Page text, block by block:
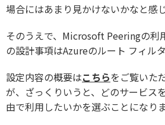
場合にはあまり見かけないかなと感じ
そのうえで、Microsoft Peeringの利
の設計事項はAzureのルート フィル
設定内容の概要はこちらをご覧いた
が、ざっくりいうと、どのサービス
由で利用したいかを選ぶことになりま